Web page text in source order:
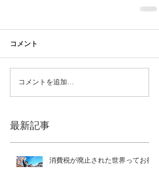
コメント
コメントを追加…
最新記事
消費税が廃止された世界ってお得
なの？